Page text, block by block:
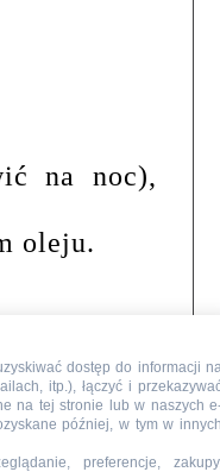
na noc),
oleju.
do
dostęp do informacji
itp.), łączyć i
na tej stronie lub w naszych
później, w tym w innych
preferencje,